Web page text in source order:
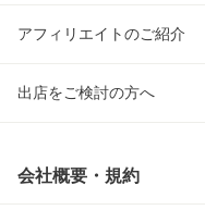
アフィリエイトのご紹介
出店をご検討の方へ
会社概要・規約